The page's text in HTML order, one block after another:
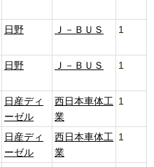
日野 Ｊ－ＢＵＳ 1
日野 Ｊ－ＢＵＳ 1
日産ディ
ーゼル
西日本車体工
業
1
日産ディ
ーゼル
西日本車体工
業
1